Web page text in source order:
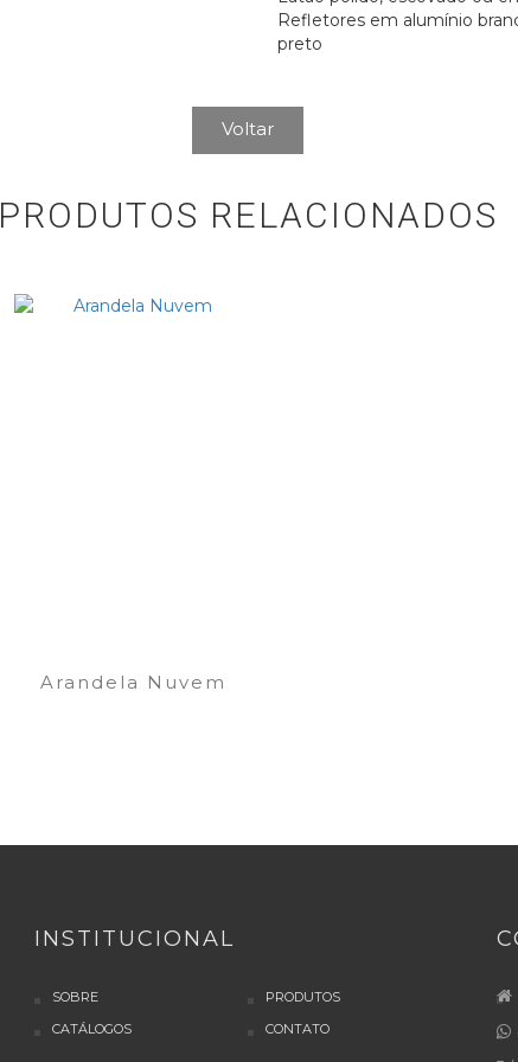
Refletores em alumínio
preto
Voltar
PRODUTOS RELACIONADOS
Arandela Nuvem
INSTITUCIONAL
SOBRE
PRODUTOS
CATÁLOGOS
CONTATO